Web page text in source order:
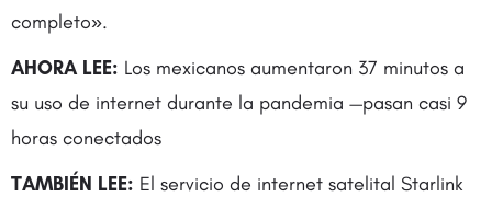
completo».
AHORA LEE: Los mexicanos aumentaron 37 minutos a
su uso de internet durante la pandemia —pasan casi 9
horas conectados
TAMBIÉN LEE: El servicio de internet satelital Starlink